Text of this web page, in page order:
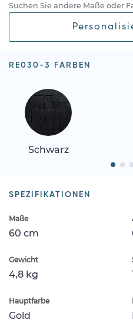
Suchen Sie andere Maße oder
RE030-3 FARBEN
Schwarz
SPEZIFIKATIONEN
Maße
60 cm
Gewicht
4,8 kg
Hauptfarbe
Gold